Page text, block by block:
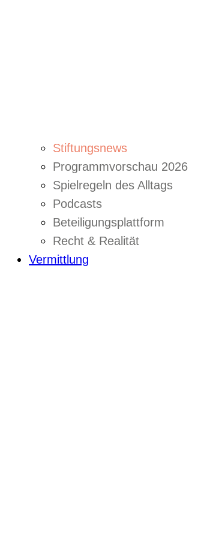
Stiftungsnews
Programmvorschau 2026
Spielregeln des Alltags
Podcasts
Beteiligungsplattform
Recht & Realität
Vermittlung